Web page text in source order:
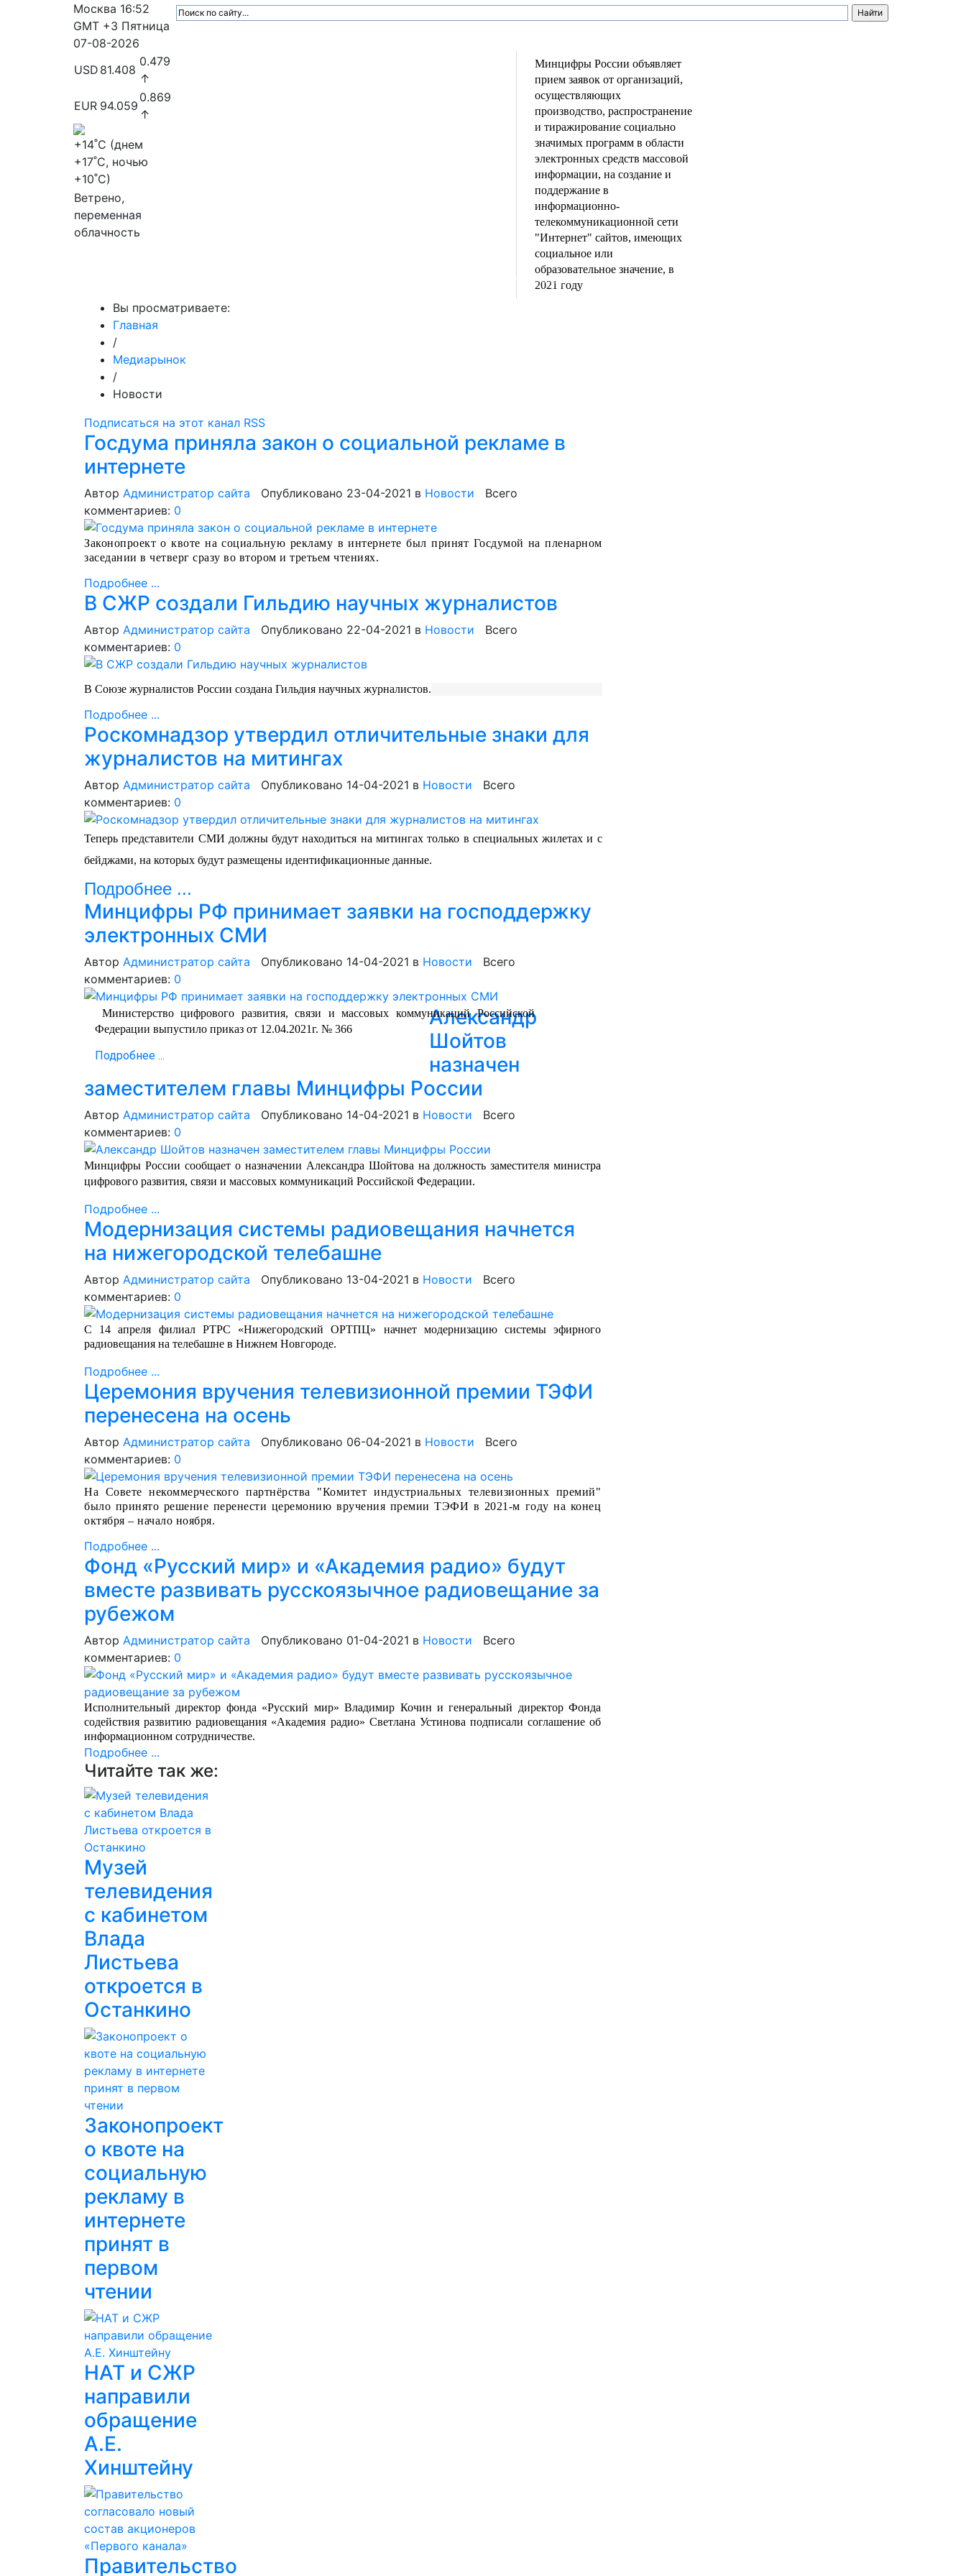
Москва 16:52
GMT +3 Пятница
07-08-2026
USD 81.408
0.479
↑
EUR 94.059
0.869
↑
+14˚C (днем
+17˚C, ночью
+10˚C)
Ветрено,
переменная
облачность
Обзор событий Новости ФКК
Вы просматриваете:
Главная
/
Медиарынок
/
Новости
Подписаться на этот канал RSS
Госдума приняла закон о социальной рекламе в
интернете
Автор Администратор сайта Опубликовано 23-04-2021 в Новости Всего
комментариев: 0
Законопроект о квоте на социальную рекламу в интернете был принят Госдумой на пленарном
заседании в четверг сразу во втором и третьем чтениях.
Подробнее ...
В СЖР создали Гильдию научных журналистов
Автор Администратор сайта Опубликовано 22-04-2021 в Новости Всего
комментариев: 0
В Союзе журналистов России создана Гильдия научных журналистов.
Подробнее ...
Роскомнадзор утвердил отличительные знаки для
журналистов на митингах
Автор Администратор сайта Опубликовано 14-04-2021 в Новости Всего
комментариев: 0
Теперь представители СМИ должны будут находиться на митингах только в специальных жилетах и с
бейджами, на которых будут размещены идентификационные данные.
Подробнее ...
Минцифры РФ принимает заявки на господдержку
электронных СМИ
Автор Администратор сайта Опубликовано 14-04-2021 в Новости Всего
комментариев: 0
Минцифры России объявляет
прием заявок от организаций,
осуществляющих
производство, распространение
и тиражирование социально
значимых программ в области
электронных средств массовой
информации, на создание и
поддержание в
информационно-
телекоммуникационной сети
"Интернет" сайтов, имеющих
социальное или
образовательное значение, в
2021 году
Министерство цифрового развития, связи и массовых коммуникаций Российской
Федерации выпустило приказ от 12.04.2021г. № 366
Подробнее ...
Александр
Шойтов
назначен
заместителем главы Минцифры России
Автор Администратор сайта Опубликовано 14-04-2021 в Новости Всего
комментариев: 0
Минцифры России сообщает о назначении Александра Шойтова на должность заместителя министра
цифрового развития, связи и массовых коммуникаций Российской Федерации.
Подробнее ...
Модернизация системы радиовещания начнется
на нижегородской телебашне
Автор Администратор сайта Опубликовано 13-04-2021 в Новости Всего
комментариев: 0
С 14 апреля филиал РТРС «Нижегородский ОРТПЦ» начнет модернизацию системы эфирного
радиовещания на телебашне в Нижнем Новгороде.
Подробнее ...
Церемония вручения телевизионной премии ТЭФИ
перенесена на осень
Автор Администратор сайта Опубликовано 06-04-2021 в Новости Всего
комментариев: 0
На Совете некоммерческого партнёрства "Комитет индустриальных телевизионных премий"
было принято решение перенести церемонию вручения премии ТЭФИ в 2021-м году на конец
октября – начало ноября.
Подробнее ...
Фонд «Русский мир» и «Академия радио» будут
вместе развивать русскоязычное радиовещание за
рубежом
Автор Администратор сайта Опубликовано 01-04-2021 в Новости Всего
комментариев: 0
Исполнительный директор фонда «Русский мир» Владимир Кочин и генеральный директор Фонда
содействия развитию радиовещания «Академия радио» Светлана Устинова подписали соглашение об
информационном сотрудничестве.
Подробнее ...
Читайте так же:
Музей
телевидения
с кабинетом
Влада
Листьева
откроется в
Останкино
Законопроект
о квоте на
социальную
рекламу в
интернете
принят в
первом
чтении
НАТ и СЖР
направили
обращение
А.Е.
Хинштейну
Правительство